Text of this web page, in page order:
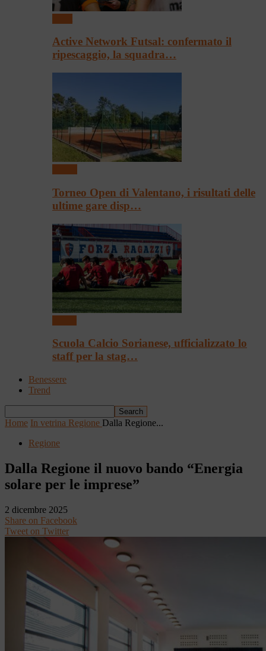
Active Network Futsal: confermato il
ripescaggio, la squadra…
Torneo Open di Valentano, i risultati delle
ultime gare disp…
Scuola Calcio Sorianese, ufficializzato lo
staff per la stag…
Benessere
Trend
Home In vetrina Regione Dalla Regione...
Regione
Dalla Regione il nuovo bando “Energia
solare per le imprese”
2 dicembre 2025
Share on Facebook
Tweet on Twitter